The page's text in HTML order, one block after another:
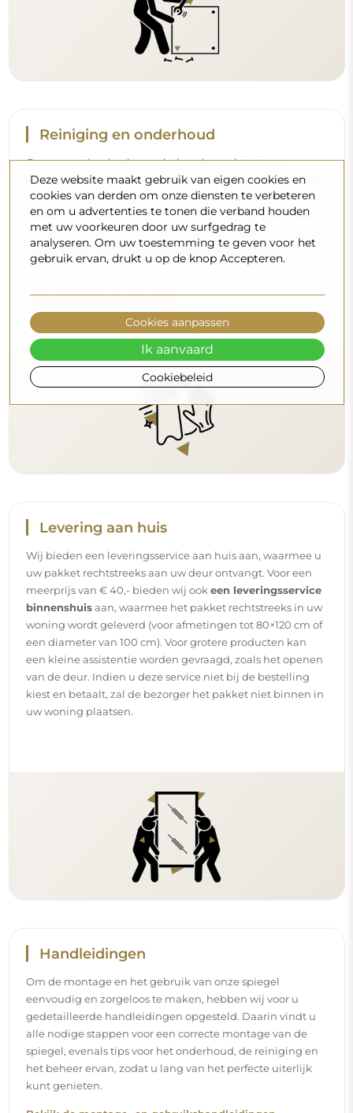
Levering aan huis
Wij bieden een leveringsservice aan huis aan, waarmee u
uw pakket rechtstreeks aan uw deur ontvangt. Voor een
meerprijs van € 40,- bieden wij ookeen leveringsservice
woning wordt geleverd (voor afmetingen tot 80×120 cm of
een diameter van 100 cm). Voor grotere producten kan
een kleine assistentie worden gevraagd, zoals het openen
van de deur. Indien u deze service niet bij de bestelling
kiest en betaalt, zal de bezorger het pakket niet binnen in
uw woning plaatsen.
Handleidingen
Om de montage en het gebruik van onze spiegel
eenvoudig en zorgeloos te maken, hebben wij voor u
gedetailleerde handleidingen opgesteld. Daarin vindt u
alle nodige stappen voor een correcte montage van de
spiegel, evenals tips voor het onderhoud, de reiniging en
Volg ons en blijf op de hoogte
Blijf op de hoogte van ons nieuws, inspiraties en
promoties, ontdek de nieuwste interieurtrends en vind
ideeën voor mooie interieurs. Sluit u aan bij onze
gemeenschap en ontdek wat wij speciaal voor u in petto
Deze website maakt gebruik van eigen cookies en
cookies van derden om onze diensten te verbeteren
en om u advertenties te tonen die verband houden
met uw voorkeuren door uw surfgedrag te
analyseren. Om uw toestemming te geven voor het
gebruik ervan, drukt u op de knop Accepteren.
Cookiebeleid
Cookies aanpassen
Ik aanvaard